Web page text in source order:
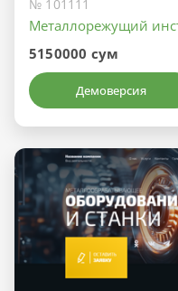
№ 101111
Металлорежущий
5150000 сум
Демоверсия